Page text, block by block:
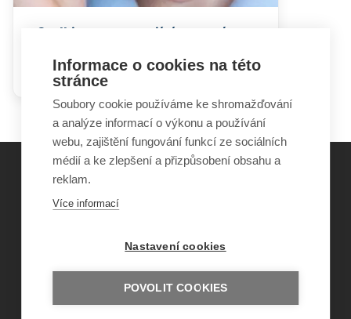
Stalking a navazující trestná
sociálními sítěmi
©Obecně prospěšná společnost Sirius
ISSN 1805-8876
nazory@sancedetem.cz
Odběr novinek e-mailem
Informace o cookies na této
stránce
Soubory cookie používáme ke shromažďování
a analýze informací o výkonu a používání
webu, zajištění fungování funkcí ze sociálních
médií a ke zlepšení a přizpůsobení obsahu a
reklam.
Více informací
Nastavení cookies
POVOLIT COOKIES